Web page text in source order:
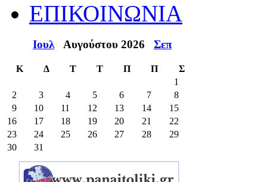
ΕΠΙΚΟΙΝΩΝΙΑ
Ιουλ Αυγούστου 2026 Σεπ
Κ Δ Τ Τ Π Π
Σ
1
2
3 4 5 6 7
8
9
10 11 12 13 14
15
16
17 18 19 20 21
22
23
24 25 26 27 28
29
30
31